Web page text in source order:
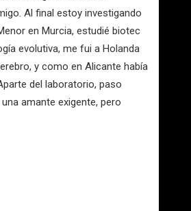
Al final estoy investigando
en Murcia, estudié biotec
evolutiva, me fui a Holanda
y como en Alicante había
del laboratorio, paso
amante exigente, pero